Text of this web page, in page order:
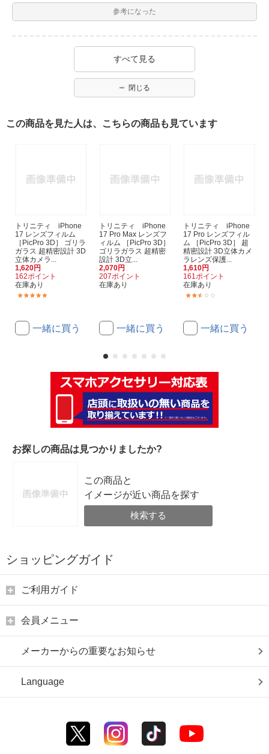
参考になった
すべて見る
閉じる
この商品を見た人は、こちらの商品も見ています
トリニティ iPhone
17 レンズフィルム
［PicPro 3D］ ゴリラ
ガラス 超精密設計 3D
立体カメラ...
1,620円
162ポイント
在庫あり
一緒に買う
トリニティ iPhone
17 Pro Max レンズフ
ィルム ［PicPro 3D］
ゴリラガラス 超精密
設計 3D立...
2,070円
207ポイント
在庫あり
一緒に買う
トリニティ iPhone
17 Pro レンズフィル
ム ［PicPro 3D］ 超
精密設計 3D立体カメ
ラレンズ保護...
1,610円
161ポイント
在庫あり
一緒に買う
お探しの商品は見つかりましたか?
この商品と
イメージが近い商品を探す
検索する
ショッピングガイド
ご利用ガイド
会員メニュー
メーカーからの重要なお知らせ
Language